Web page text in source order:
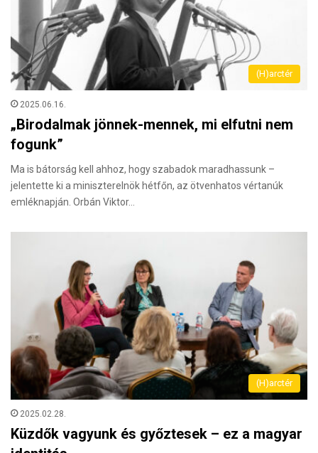
(H)arctér
2025.06.16.
„Birodalmak jönnek-mennek, mi elfutni nem
fogunk”
Ma is bátorság kell ahhoz, hogy szabadok maradhassunk –
jelentette ki a miniszterelnök hétfőn, az ötvenhatos vértanúk
emléknapján. Orbán Viktor…
(H)arctér
2025.02.28.
Küzdők vagyunk és győztesek – ez a magyar